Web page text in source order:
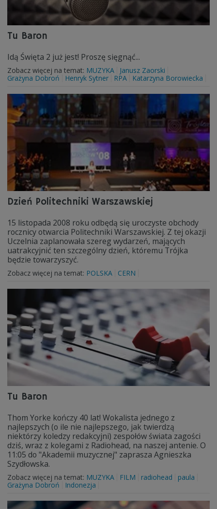
Tu Baron
Idą Święta 2 już jest! Proszę sięgnąć...
Zobacz więcej na temat: MUZYKA
Janusz Zaorski
Grażyna Dobroń
Henryk Sytner RPA Katarzyna Borowiecka
Dzień Politechniki Warszawskiej
15 listopada 2008 roku odbędą się uroczyste obchody
rocznicy otwarcia Politechniki Warszawskiej. Z tej okazji
Uczelnia zaplanowała szereg wydarzeń, mających
uatrakcyjnić ten szczególny dzień, któremu Trójka
będzie towarzyszyć.
Zobacz więcej na temat: POLSKA CERN
Tu Baron
Thom Yorke kończy 40 lat! Wokalista jednego z
najlepszych (o ile nie najlepszego, jak twierdzą
niektórzy koledzy redakcyjni) zespołów świata zagości
dziś, wraz z kolegami z Radiohead, na naszej antenie. O
11:05 do "Akademii muzycznej" zaprasza Agnieszka
Szydłowska.
Zobacz więcej na temat: MUZYKA FILM radiohead
paula
Grażyna Dobroń
Indonezja